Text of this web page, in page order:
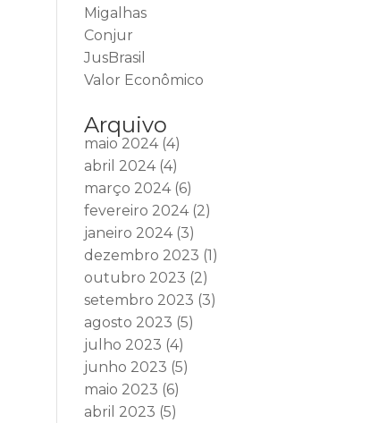
Migalhas
Conjur
JusBrasil
Valor Econômico
Arquivo
maio 2024(4)
abril 2024(4)
março 2024(6)
fevereiro 2024(2)
janeiro 2024(3)
dezembro 2023 (1)
outubro 2023 (2)
setembro 2023 (3)
agosto 2023 (5)
julho 2023 (4)
junho 2023 (5)
maio 2023 (6)
abril 2023 (5)